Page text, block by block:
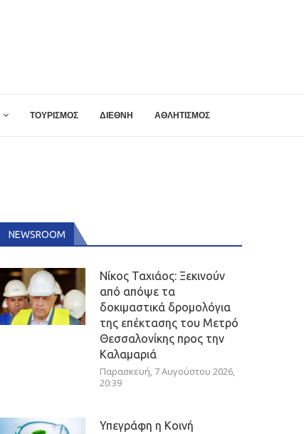
ΤΟΥΡΙΣΜΟΣ ΔΙΕΘΝΗ ΑΘΛΗΤΙΣΜΟΣ
NEWSROOM
Νίκος Ταχιάος: Ξεκινούν
από απόψε τα
δοκιμαστικά δρομολόγια
της επέκτασης του Μετρό
Θεσσαλονίκης προς την
Καλαμαριά
Παρασκευή, 7 Αυγούστου 2026,
20:39
Υπεγράφη η Κοινή